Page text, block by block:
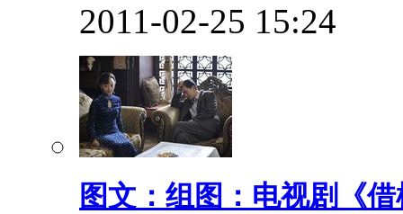
2011-02-25 15:24
图文：组图：电视剧《